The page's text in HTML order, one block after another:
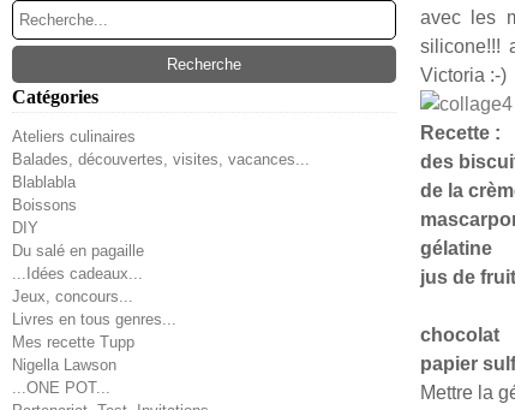
Catégories
Ateliers culinaires
Balades, découvertes, visites, vacances...
Blablabla
Boissons
DIY
Du salé en pagaille
...Idées cadeaux...
Jeux, concours...
Livres en tous genres...
Mes recette Tupp
Nigella Lawson
...ONE POT...
avec les
silicone!!!
Victoria :-)
Recette :
des
de la
gélatine
jus de fruit
chocolat
papier
Mettre la